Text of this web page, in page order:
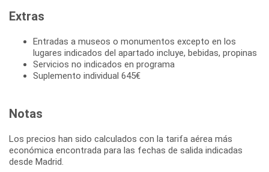
Extras
Entradas a museos o monumentos excepto en los
lugares indicados del apartado incluye, bebidas, propinas
Servicios no indicados en programa
Suplemento individual 645€
Notas
Los precios han sido calculados con la tarifa aérea más
económica encontrada para las fechas de salida indicadas
desde Madrid.